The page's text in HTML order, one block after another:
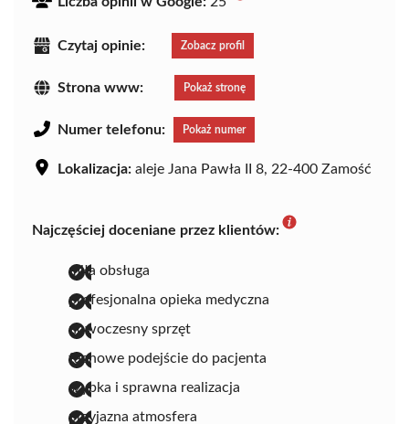
Czytaj opinie: Zobacz profil
Strona www: Pokaż stronę
Numer telefonu: Pokaż numer
Lokalizacja: aleje Jana Pawła II 8, 22-400 Zamość
Najczęściej doceniane przez klientów:
miła obsługa
profesjonalna opieka medyczna
nowoczesny sprzęt
fachowe podejście do pacjenta
szybka i sprawna realizacja
przyjazna atmosfera